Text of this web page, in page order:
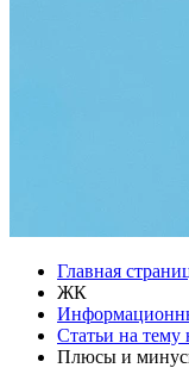
Главная
ЖК
Статьи на тему
Плюсы и